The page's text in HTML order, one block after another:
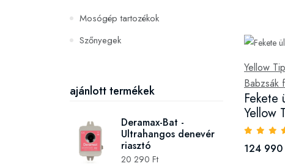
Mosógép tartozékok
Szőnyegek
Szerszámok és gépek
ajánlott termékek
Deramax-Bat -
Ultrahangos denevér
riasztó
20 290 Ft
Yellow
Babzsák
Fekete
Yellow
124 990